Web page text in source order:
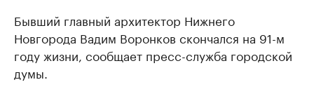
Бывший главный архитектор Нижнего
Новгорода Вадим Воронков скончался на 91-м
году жизни, сообщает пресс-служба городской
думы.